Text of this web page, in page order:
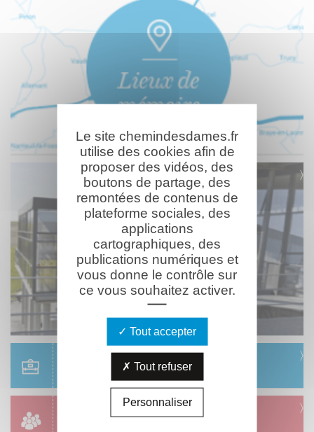
Réservation & informations
Groupes
Le site chemindesdames.fr
utilise des cookies afin de
proposer des vidéos, des
boutons de partage, des
remontées de contenus de
plateforme sociales, des
applications
cartographiques, des
publications numériques et
vous donne le contrôle sur
ce vous souhaitez activer.
Tout accepter
Tout refuser
Personnaliser